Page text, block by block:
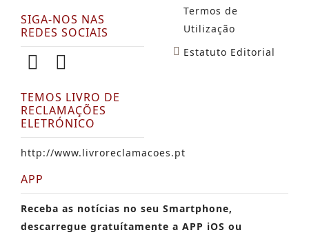
SIGA-NOS NAS
REDES SOCIAIS
TEMOS LIVRO DE
RECLAMAÇÕES
ELETRÓNICO
http://www.livroreclamacoes.pt
Termos de
Utilização
Estatuto Editorial
APP
Receba as notícias no seu Smartphone,
descarregue gratuítamente a APP iOS ou